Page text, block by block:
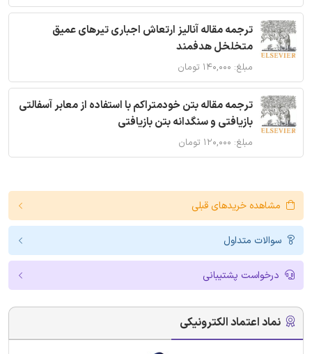
ترجمه مقاله آنالیز ارتعاش اجباری تیرهای عمیق
متخلخل هدفمند
مبلغ: ۱۴۰,۰۰۰ تومان
ترجمه مقاله بتن خودمتراکم با استفاده از معابر آسفالتی
بازیافتی و سنگدانه بتن بازیافتی
مبلغ: ۱۲۰,۰۰۰ تومان
مشاهده خریدهای قبلی
سوالات متداول
درخواست پشتیبانی
نماد اعتماد الکترونیکی